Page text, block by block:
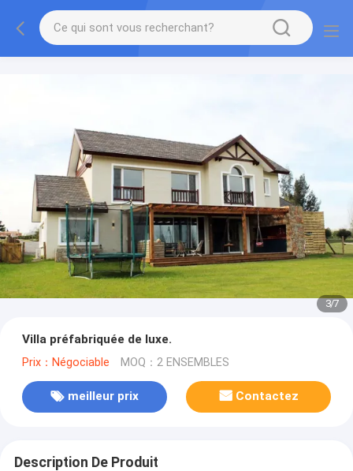
3/7
Villa préfabriquée de luxe.
Prix：Négociable MOQ：2 ENSEMBLES
meilleur prix Contactez
Description De Produit